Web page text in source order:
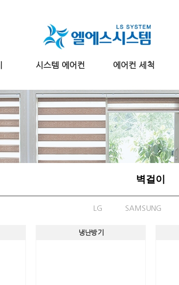
시스템 에어컨 에어컨 세척
벽걸이
LG SAMSUNG
냉난방기